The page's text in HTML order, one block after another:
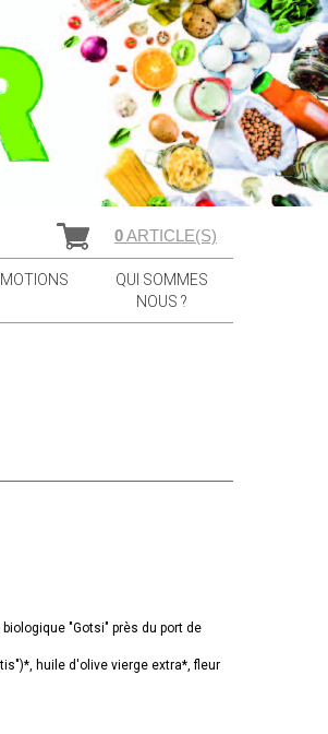
0ARTICLE(S)
QUI SOMMES
NOUS ?
"Gotsi" près du port de
huile d'olive vierge extra*, fleur